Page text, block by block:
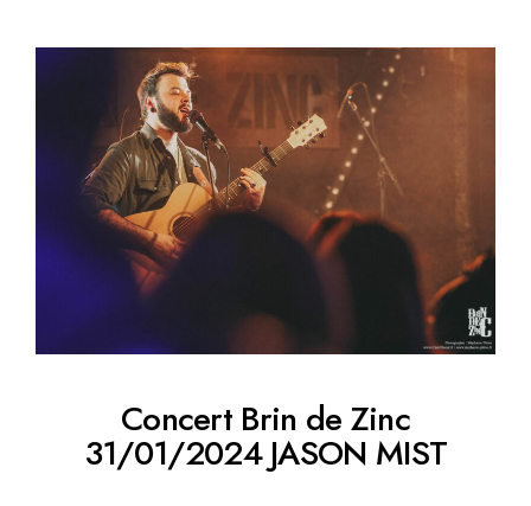
Concert Brin de Zinc
31/01/2024 JASON MIST